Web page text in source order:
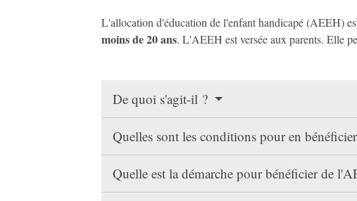
L'allocation d'éducation de l'enfant handicapé (AEEH)
moins de 20 ans. L'AEEH est versée aux parents. Elle
De quoi s'agit-il ?
Quelles sont les conditions pour en
Quelle est la démarche pour bénéficier de